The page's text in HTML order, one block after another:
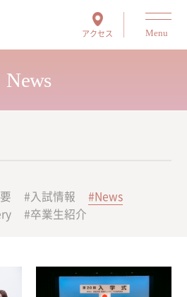
アクセス Menu
News
入試情報
News
卒業生紹介